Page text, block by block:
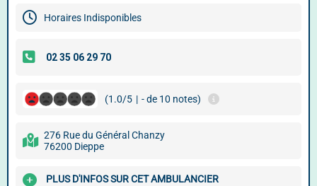
Horaires Indisponibles
(1.0/5 | - de 10 notes)
276 Rue du Général Chanzy
76200 Dieppe
PLUS D'INFOS SUR CET AMBULANCIER